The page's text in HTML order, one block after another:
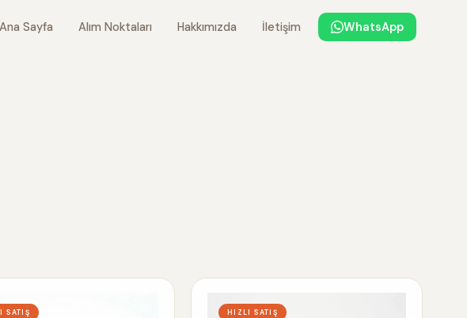
Ana Sayfa Alım Noktaları Hakkımızda İletişim WhatsApp
SATIŞ HIZLI SATIŞ